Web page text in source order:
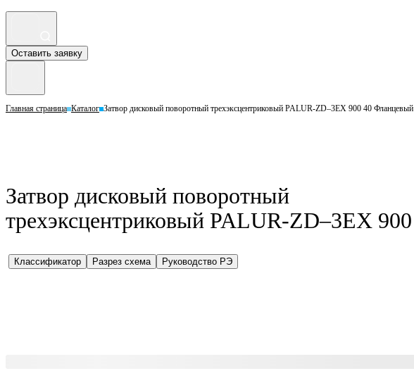
Оставить заявку
Главная страница Каталог Затвор дисковый поворотный трехэксцентриковый PALUR-ZD–3EX 900 40
Затвор дисковый поворотный
трехэксцентриковый PALUR-ZD–3EX
Классификатор Разрез схема Руководство РЭ